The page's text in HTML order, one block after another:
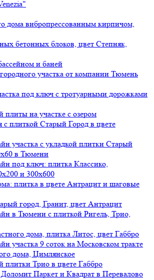
дома вибропрессованным кирпичом,
бетонных блоков, цвет Степняк,
и баней
участка от компании Тюмень
под ключ с тротуарными дорожками
плиты на участке с озером
с плиткой Старый Город в цвете
участка с укладкой плитки Старый
в Тюмени
под ключ: плитка Классико,
и 300х600
плитка в цвете Антрацит и шаговые
город, Гранит, цвет Антрацит
в Тюмени с плиткой Ригель, Трио,
дома, плитка Литос, цвет Габбро
участка 9 соток на Московском тракте
дома, Цимлянское
плитки Трио в цвете Габбро
Паркет и Квадрат в Перевалово